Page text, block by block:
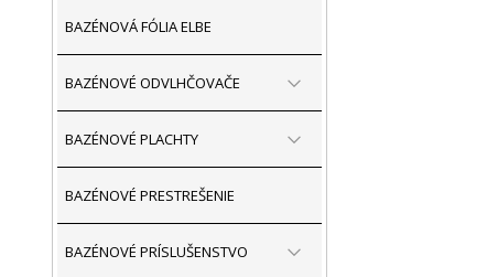
BAZÉNOVÁ FÓLIA ELBE
BAZÉNOVÉ ODVLHČOVAČE
BAZÉNOVÉ PLACHTY
BAZÉNOVÉ PRESTREŠENIE
BAZÉNOVÉ PRÍSLUŠENSTVO